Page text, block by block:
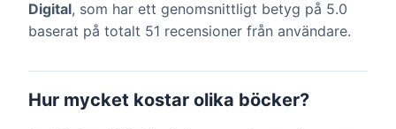
Digital, som har ett genomsnittligt betyg på 5.0
baserat på totalt 51 recensioner från användare.
Hur mycket kostar olika böcker?